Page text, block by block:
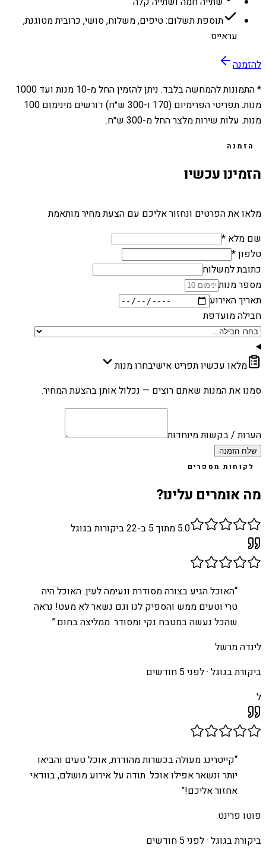
תוספת תשלום: טיפים, משלוח, סושי, כרובית מטוגנת,
עראייס
להזמנה
* התמונות להמחשה בלבד. ניתן להזמין החל מ-10 מנות ועד 1000
מנות. תפריטי הפרימיום (170 ו-300 ש״ח) דורשים מינימום 100
מנות. עלות שירות מלצר החל מ-300 ש״ח.
הזמנה
הזמינו עכשיו
מלאו את הפרטים ונחזור אליכם עם הצעת מחיר מותאמת
שם מלא *
טלפון *
כתובת למשלוח
מספר מנות
תאריך האירוע
חבילה מועדפת
מלאו עכשיו תפריט אישיבחרו מנות
סמנו את המנות שאתם רוצים — נכלול אותן בהצעת המחיר.
הערות / בקשות מיוחדות
שלח הזמנה
לקוחות מספרים
מה אומרים עלינו?
5.0 מתוך 5 ב- 22ביקורות בגוגל
“האוכל הגיע בצורה מסודרת ונעימה לעין. האוכל היה
טרי וטעים ממש והספיק לנו וגם נשאר לא מעט! נראה
שהכל נעשה במטבח נקי ומסודר. ממליצה בחום.”
לינדה מרשל
ביקורת בגוגל ·לפני 5 חודשים
ל
“קייטרינג מעולה בכשרות מהודרת, אוכל טעים והביאו
יותר ונשאר אפילו אוכל. תודה על אירוע מושלם, בוודאי
אחזור אליכם!”
פוטו פרינט
ביקורת בגוגל ·לפני 5 חודשים